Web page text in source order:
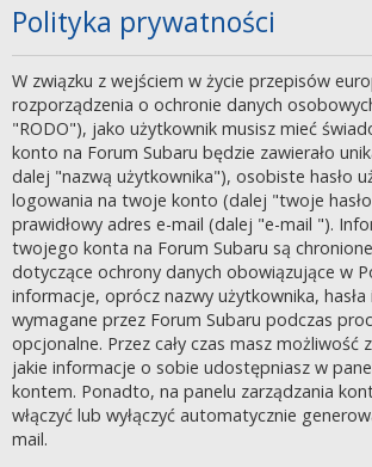
Polityka prywatności
W związku z wejściem w życie przepisów
rozporządzenia o ochronie danych
"RODO"), jako użytkownik musisz mieć
konto na Forum Subaru będzie zawierało
dalej "nazwą użytkownika"), osobiste hasło
logowania na twoje konto (dalej "twoje
prawidłowy adres e-mail (dalej "e-mail ").
twojego konta na Forum Subaru są
dotyczące ochrony danych obowiązujące w
informacje, oprócz nazwy użytkownika, hasła
wymagane przez Forum Subaru podczas
opcjonalne. Przez cały czas masz możliwość
jakie informacje o sobie udostępniasz w
kontem. Ponadto, na panelu zarządzania
włączyć lub wyłączyć automatycznie
mail.